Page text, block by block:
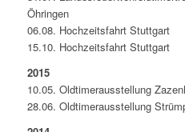
Öhringen
06.08. Hochzeitsfahrt Stuttgart
15.10. Hochzeitsfahrt Stuttgart
2015
10.05. Oldtimerausstellung
28.06. Oldtimerausstellung